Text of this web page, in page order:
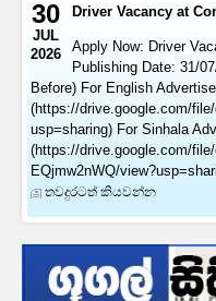
30
JUL
2026
Driver Vacancy at
Apply Now: Driver
Publishing Date: 31/
Before) For English
(https://drive.google.com/
usp=sharing) For Sinhala
(https://drive.google.com/
EQjmw2nWQ/
තවදුරටත් කියවන්න